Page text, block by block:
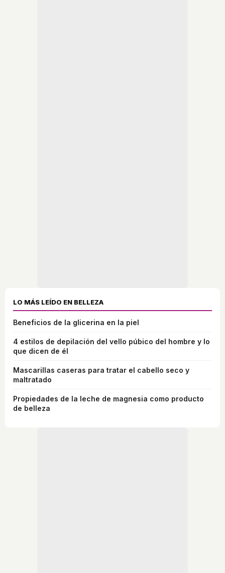
LO MÁS LEÍDO EN BELLEZA
Beneficios de la glicerina en la piel
4 estilos de depilación del vello púbico del hombre y lo
que dicen de él
Mascarillas caseras para tratar el cabello seco y
maltratado
Propiedades de la leche de magnesia como producto
de belleza